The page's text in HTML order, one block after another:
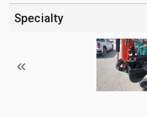
Specialty